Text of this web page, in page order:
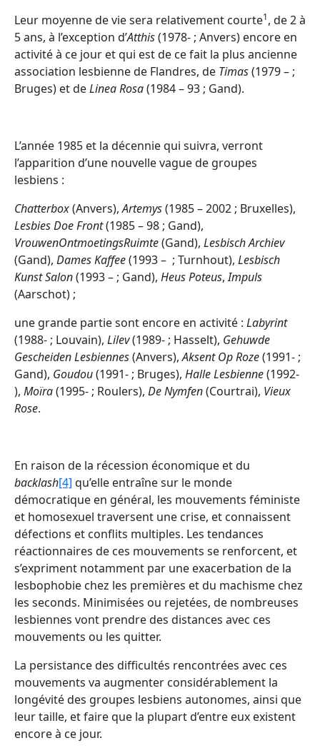
Leur moyenne de vie sera relativement courte1, de 2 à
5 ans, à l’exception d’Atthis(1978- ; Anvers) encore en
activité à ce jour et qui est de ce fait la plus ancienne
association lesbienne de Flandres, de Timas(1979 – ;
Bruges) et deLinea Rosa(1984 – 93 ; Gand).
L’année 1985 et la décennie qui suivra, verront
l’apparition d’une nouvelle vague de groupes
lesbiens :
Chatterbox(Anvers),Artemys(1985 – 2002 ; Bruxelles),
Lesbies Doe Front(1985 – 98 ; Gand),
VrouwenOntmoetingsRuimte(Gand), Lesbisch Archiev
(Gand), Dames Kaffee(1993 – ; Turnhout), Lesbisch
Kunst Salon(1993 – ; Gand), Heus Poteus,Impuls
(Aarschot) ;
une grande partie sont encore en activité : Labyrint
(1988- ; Louvain), Lilev(1989- ; Hasselt), Gehuwde
Gescheiden Lesbiennes(Anvers),Aksent Op Roze(1991- ;
Gand), Goudou(1991- ; Bruges), Halle Lesbienne(1992-
), Moïra(1995- ; Roulers), De Nymfen(Courtrai), Vieux
Rose.
En raison de la récession économique et du
backlash[4] qu’elle entraîne sur le monde
démocratique en général, les mouvements féministe
et homosexuel traversent une crise, et connaissent
défections et conflits multiples. Les tendances
réactionnaires de ces mouvements se renforcent, et
s’expriment notamment par une exacerbation de la
lesbophobie chez les premières et du machisme chez
les seconds. Minimisées ou rejetées, de nombreuses
lesbiennes vont prendre des distances avec ces
mouvements ou les quitter.
La persistance des difficultés rencontrées avec ces
mouvements va augmenter considérablement la
longévité des groupes lesbiens autonomes, ainsi que
leur taille, et faire que la plupart d’entre eux existent
encore à ce jour.